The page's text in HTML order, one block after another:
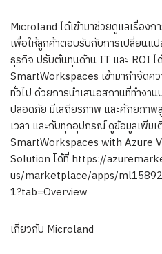
Microland ได้เข้ามาช่วยดูแลเรื่องก
เพื่อให้ลูกค้าตอบรับกับการเปลี่ยนแ
ธุรกิจ ปรับต้นทุนด้าน IT และ ROI ไ
SmartWorkspaces เข้ามากำจัดค
ทั่วไป ด้วยการนำเสนอสถานที่ทำงา
ปลอดภัย มีเสถียรภาพ และศักยภาพ
เวลา และกับทุกอุปกรณ์ ดูข้อมูลเพิ่ม
SmartWorkspaces with Azure
Solution ได้ที่ https://
us/marketplace/apps/
1?tab=Overview
เกี่ยวกับ Microland